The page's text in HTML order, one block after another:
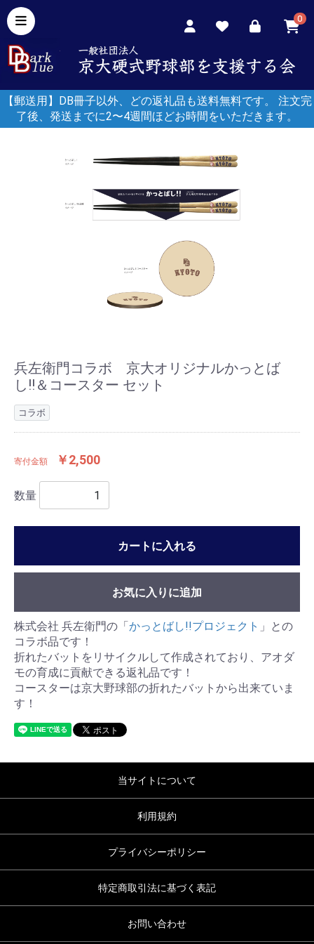
0
【郵送用】DB冊子以外、どの返礼品も送料無料です。 注文完
了後、発送までに2〜4週間ほどお時間をいただきます。
兵左衛門コラボ 京大オリジナルかっとば
し!!＆コースター セット
コラボ
寄付金額 ￥2,500
数量
カートに入れる
お気に入りに追加
株式会社 兵左衛門の「 かっとばし!!プロジェクト 」との
コラボ品です！
折れたバットをリサイクルして作成されており、アオダ
モの育成に貢献できる返礼品です！
コースターは京大野球部の折れたバットから出来ていま
す！
当サイトについて
利用規約
プライバシーポリシー
特定商取引法に基づく表記
お問い合わせ